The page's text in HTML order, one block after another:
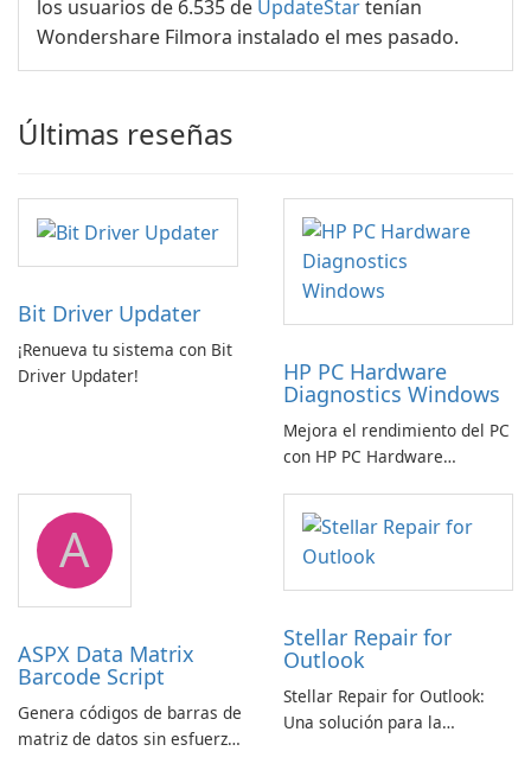
los usuarios de 6.535 de UpdateStartenían
Wondershare Filmora instalado el mes pasado.
Últimas reseñas
Bit Driver Updater
¡Renueva tu sistema con Bit
Driver Updater!
HP PC Hardware
Diagnostics Windows
Mejora el rendimiento del PC
con HP PC Hardware
A
ASPX Data Matrix
Barcode Script
Genera códigos de barras de
matriz de datos sin esfuerzo
Stellar Repair for
Outlook
Stellar Repair for Outlook:
Una solución para la